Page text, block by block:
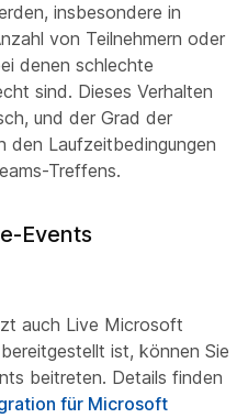
insbesondere in
von Teilnehmern oder
denen schlechte
sind. Dieses Verhalten
und der Grad der
den Laufzeitbedingungen
Treffens.
Events
auch Live Microsoft
ist, können Sie
beitreten. Details finden
für Microsoft